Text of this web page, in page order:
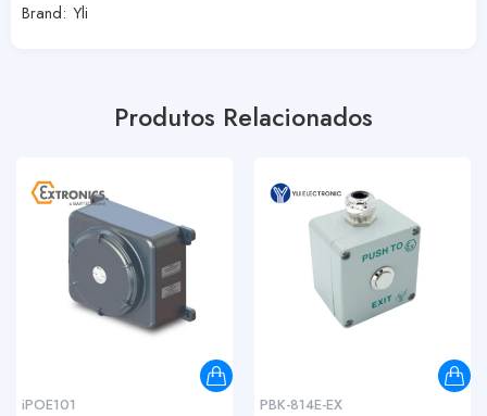
Brand: Yli
Produtos Relacionados
iPOE101 PBK-814E-EX